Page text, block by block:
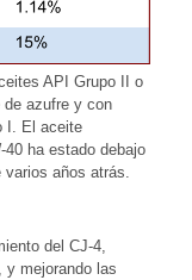
API Grupo II o
de azufre y con
I. El aceite
ha estado debajo
años atrás.
del CJ-4,
y mejorando las